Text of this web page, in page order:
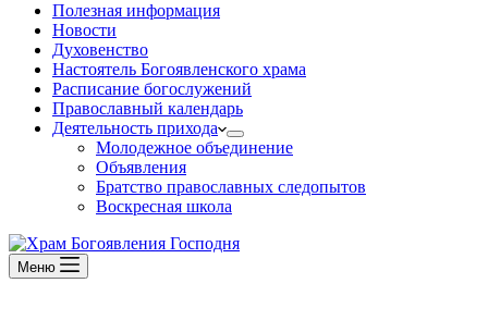
Полезная информация
Новости
Духовенство
Настоятель Богоявленского храма
Расписание богослужений
Православный календарь
Деятельность прихода
Молодежное объединение
Объявления
Братство православных следопытов
Воскресная школа
Меню